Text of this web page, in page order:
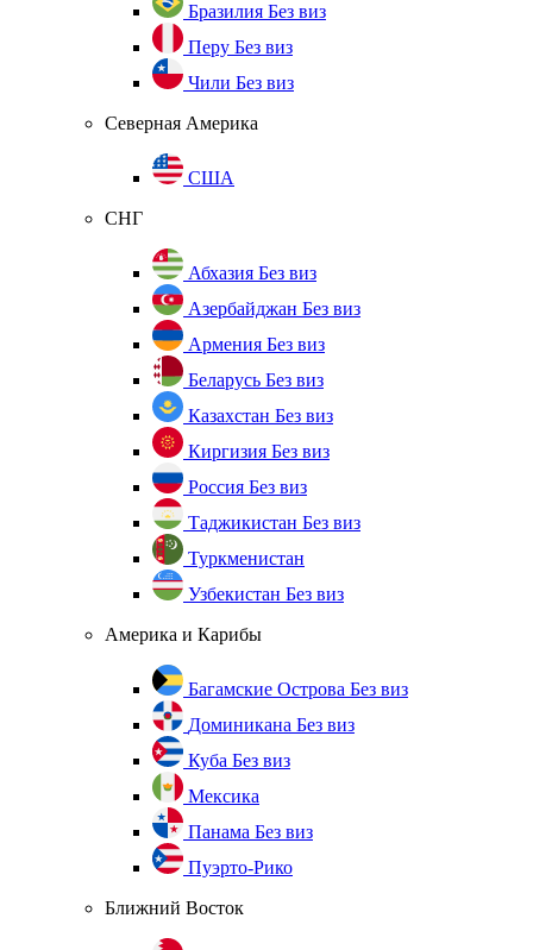
Бразилия Без виз
Перу Без виз
Чили Без виз
Северная Америка
США
СНГ
Абхазия Без виз
Азербайджан Без виз
Армения Без виз
Беларусь Без виз
Казахстан Без виз
Киргизия Без виз
Россия Без виз
Таджикистан Без виз
Туркменистан
Узбекистан Без виз
Америка и Карибы
Багамские Острова Без виз
Доминикана Без виз
Куба Без виз
Мексика
Панама Без виз
Пуэрто-Рико
Ближний Восток